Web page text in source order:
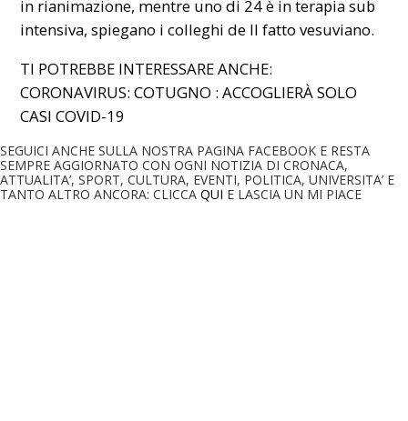
in rianimazione, mentre uno di 24 è in terapia sub
intensiva, spiegano i colleghi de Il fatto vesuviano.
TI POTREBBE INTERESSARE ANCHE:
CORONAVIRUS:COTUGNO : ACCOGLIERÀ SOLO
CASI COVID-19
SEGUICI ANCHE SULLA NOSTRA PAGINA FACEBOOK E RESTA
SEMPRE AGGIORNATO CON OGNI NOTIZIA DI CRONACA,
ATTUALITA’, SPORT, CULTURA, EVENTI, POLITICA, UNIVERSITA’ E
TANTO ALTRO ANCORA: CLICCA QUI E LASCIA UN MI PIACE